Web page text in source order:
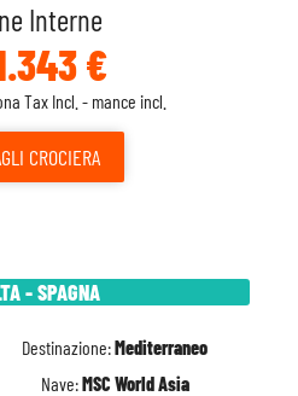
Interne
€
Tax Incl. - mance incl.
CROCIERA
- SPAGNA
Destinazione:Mediterraneo
Nave:MSC World Asia